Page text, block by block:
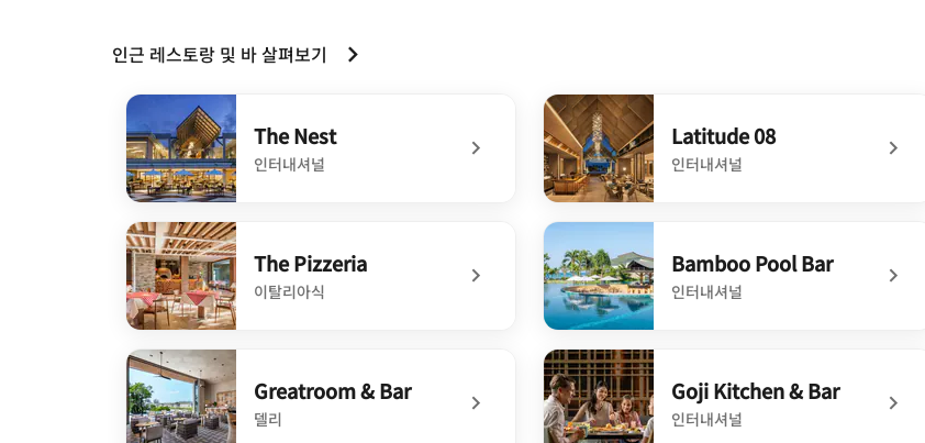
인근 레스토랑 및 바 살펴보기
The Nest
인터내셔널
undefined The Nest
Latitude 08
인터내셔널
undefined Latitude 08
The Pizzeria
이탈리아식
undefined The Pizzeria
Bamboo Pool Bar
인터내셔널
undefined Bamboo Pool Bar
Greatroom & Bar
델리
Goji Kitchen & Bar
인터내셔널